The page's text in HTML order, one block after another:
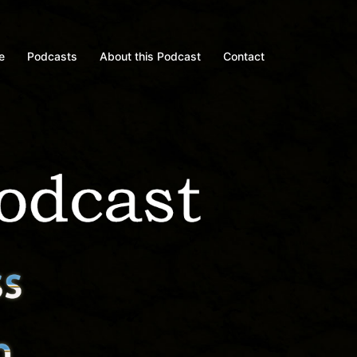
Podcasts About this Podcast Contact